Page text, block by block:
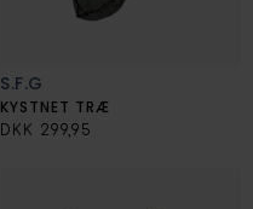
S.F.G
KYSTNET TRÆ
DKK 299,95